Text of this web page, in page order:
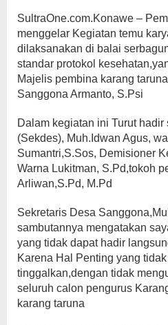
SultraOne.com.Konawe –
menggelar Kegiatan temu
dilaksanakan di balai
standar protokol
Majelis pembina karang
Sanggona Armanto, S.Psi
Dalam kegiatan ini Turut hadir
(Sekdes), Muh.Idwan Agus,
Sumantri,S.Sos, Demisioner
Warna Lukitman, S.Pd,tokoh
Arliwan,S.Pd, M.Pd
Sekretaris Desa
sambutannya mengatakan
yang tidak dapat hadir
Karena Hal Penting yang
tinggalkan,dengan tidak
seluruh calon pengurus
karang taruna